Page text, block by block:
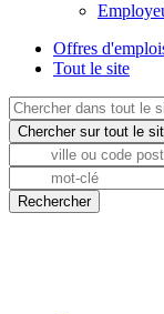
Offres
Tout le site